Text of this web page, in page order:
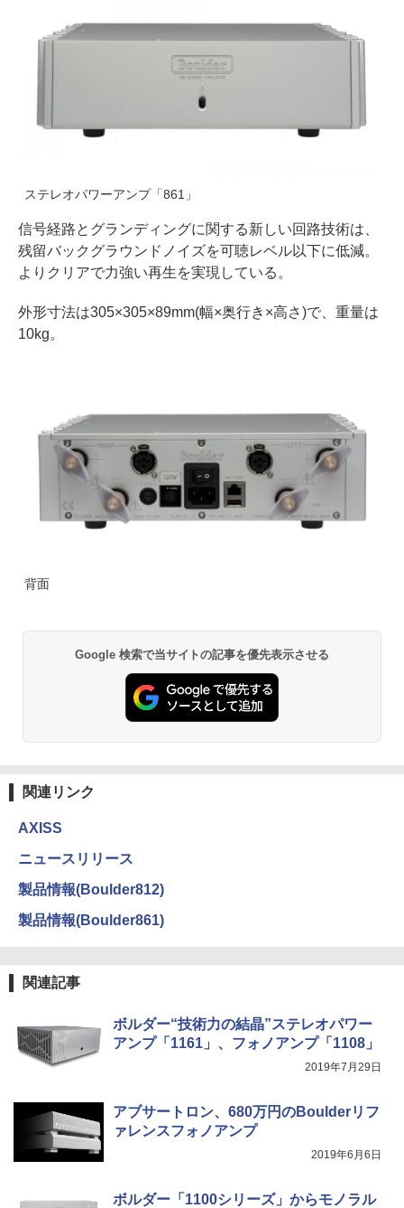
ステレオパワーアンプ「861」
信号経路とグランディングに関する新しい回路技術は、
残留バックグラウンドノイズを可聴レベル以下に低減。
よりクリアで力強い再生を実現している。
外形寸法は305×305×89mm(幅×奥行き×高さ)で、重量は
10kg。
背面
Google 検索で当サイトの記事を優先表示させる
関連リンク
AXISS
ニュースリリース
製品情報(Boulder812)
製品情報(Boulder861)
関連記事
ボルダー“技術力の結晶”ステレオパワー
アンプ「1161」、フォノアンプ「1108」
2019年7月29日
アブサートロン、680万円のBoulderリフ
ァレンスフォノアンプ
2019年6月6日
ボルダー「1100シリーズ」からモノラル